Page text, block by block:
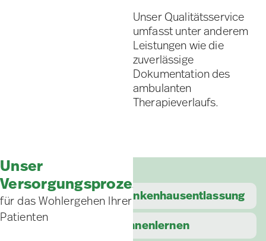
Unser Qualitätsservice
umfasst unter anderem
Leistungen wie die
zuverlässige
Dokumentation des
ambulanten
Therapieverlaufs.
Unser
Versorgungsprozess
für das Wohlergehen Ihrer
Patienten
Krankenhaus­entlassung
Kennenlernen